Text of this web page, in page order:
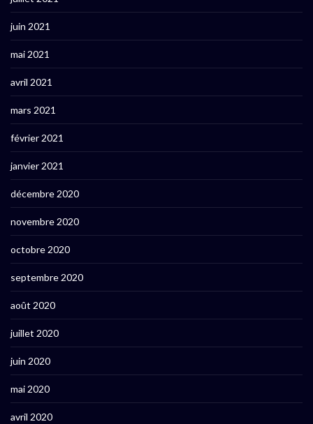
juin 2021
mai 2021
avril 2021
mars 2021
février 2021
janvier 2021
décembre 2020
novembre 2020
octobre 2020
septembre 2020
août 2020
juillet 2020
juin 2020
mai 2020
avril 2020